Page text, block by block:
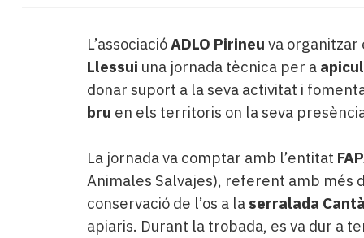
L’associacióADLO Pirineu va organitzar
Llessui una jornada tècnica per a
donar suport a la seva activitat i
bru en els territoris on la seva
La jornada va comptar amb l’entitat
Animales Salvajes), referent amb més
conservació de l’os a la serralada
apiaris. Durant la trobada, es va dur a